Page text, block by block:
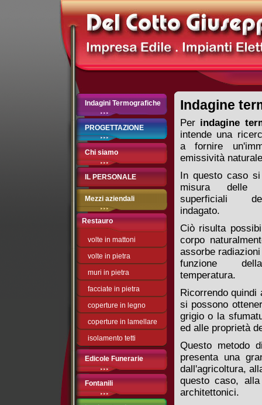
Indagini Termografiche
PROGETTAZIONE
Chi siamo
IL PERSONALE
Mezzi aziendali
Restauro
volte in mattoni
volte in pietra
muri in pietra
facciate in pietra
coperture in legno
coperture in lamellare
isolamento tetti
Edicole Funerarie
Fontanili
Indagine
Per indagine
intende una
a fornire
emissività
In questo caso
misura delle
superficiali
indagato.
Ciò risulta
corpo
assorbe
funzione
temperatura.
Ricorrendo quindi
si possono
grigio o la
ed alle proprietà
Questo metodo
presenta una
dall'agricoltura,
questo caso,
architettonici.